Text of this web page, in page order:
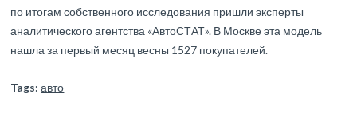
по итогам собственного исследования пришли эксперты
аналитического агентства «АвтоСТАТ». В Москве эта модель
нашла за первый месяц весны 1527 покупателей.
Tags: авто